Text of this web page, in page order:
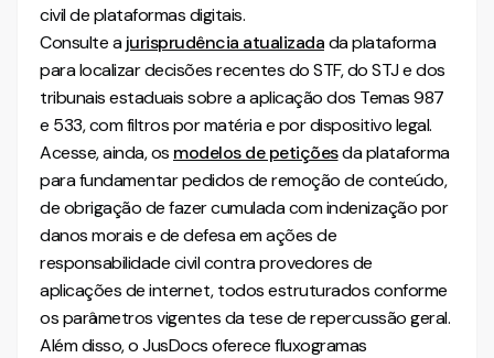
civil de plataformas digitais.
Consulte ajurisprudência atualizadada plataforma
para localizar decisões recentes do STF, do STJ e dos
tribunais estaduais sobre a aplicação dos Temas 987
e 533, com filtros por matéria e por dispositivo legal.
Acesse, ainda, os modelos de petiçõesda plataforma
para fundamentar pedidos de remoção de conteúdo,
de obrigação de fazer cumulada com indenização por
danos morais e de defesa em ações de
responsabilidade civil contra provedores de
aplicações de internet, todos estruturados conforme
os parâmetros vigentes da tese de repercussão geral.
Além disso, o JusDocs oferece fluxogramas